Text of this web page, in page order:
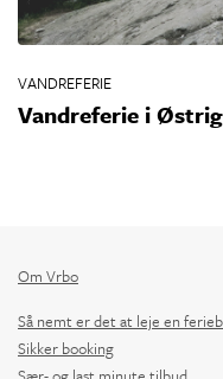
VANDREFERIE
Vandreferie i Østrig
Om Vrbo
Så nemt er det at leje en
Sikker booking